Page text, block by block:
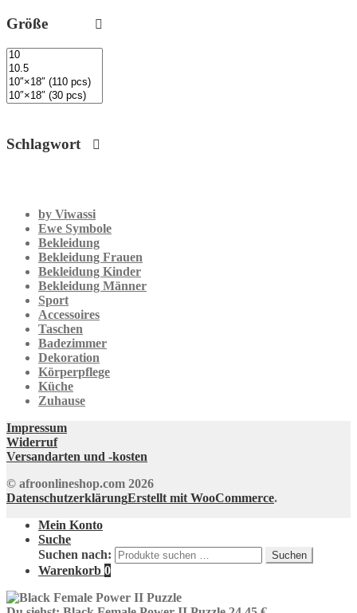
Größe
Schlagwort
by Viwassi
Ewe Symbole
Bekleidung
Bekleidung Frauen
Bekleidung Kinder
Bekleidung Männer
Sport
Accessoires
Taschen
Badezimmer
Dekoration
Körperpflege
Küche
Zuhause
Impressum
Widerruf
Versandarten und -kosten
© afroonlineshop.com 2026
DatenschutzerklärungErstellt mit WooCommerce.
Mein Konto
Suche
Suchen nach:
Suchen
Warenkorb 0